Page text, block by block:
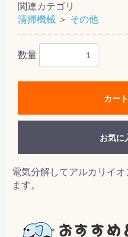
関連カテゴリ
清掃機械 ＞ その他
数量
カー
お気に
電気分解してアルカリイ
ます。